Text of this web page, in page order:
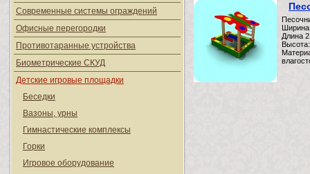
Современные системы ограждений
Офисные перегородки
Противотаранные устройства
Биометрические СКУД
Детские игровые площадки
Беседки
Вазоны, урны
Гимнастические комплексы
Горки
Игровое оборудование
Длина